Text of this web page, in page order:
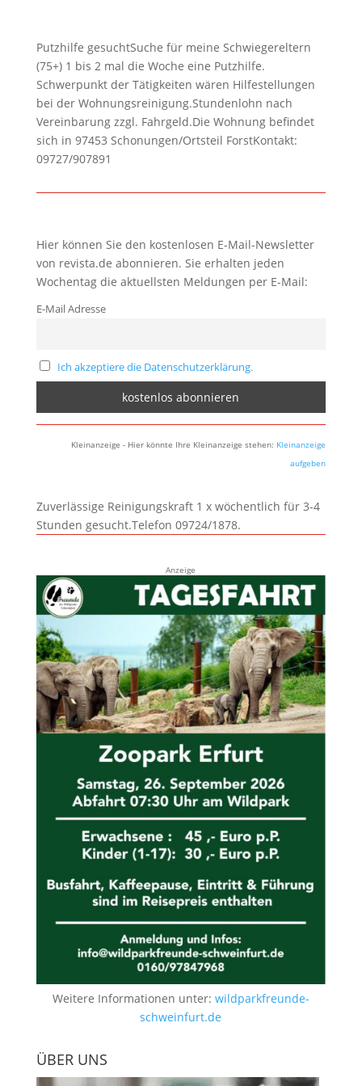
Putzhilfe gesuchtSuche für meine Schwiegereltern
(75+) 1 bis 2 mal die Woche eine Putzhilfe.
Schwerpunkt der Tätigkeiten wären Hilfestellungen
bei der Wohnungsreinigung.Stundenlohn nach
Vereinbarung zzgl. Fahrgeld.Die Wohnung befindet
sich in 97453 Schonungen/Ortsteil ForstKontakt:
09727/907891
Hier können Sie den kostenlosen E-Mail-Newsletter
von revista.de abonnieren. Sie erhalten jeden
Wochentag die aktuellsten Meldungen per E-Mail:
E-Mail Adresse
Ich akzeptiere die Datenschutzerklärung.
Kleinanzeige - Hier könnte Ihre Kleinanzeige stehen: Kleinanzeige
aufgeben
Zuverlässige Reinigungskraft 1 x wöchentlich für 3-4
Stunden gesucht.Telefon 09724/1878.
Anzeige
Weitere Informationen unter: wildparkfreunde-
schweinfurt.de
ÜBER UNS